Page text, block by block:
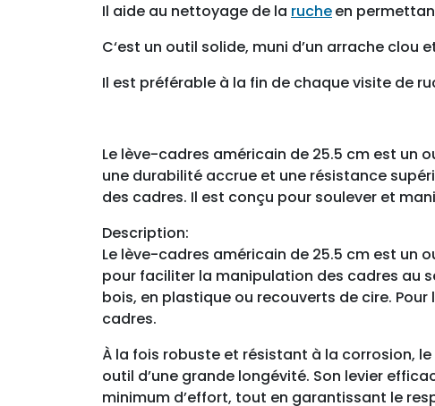
Il aide au nettoyage de la rucheen
C‘est un outil solide, muni d’un arrache clou
Il est préférable à la fin de chaque visite de
Le lève-cadres américain de 25.5 cm est un
une durabilité accrue et une résistance
des cadres. Il est conçu pour soulever et
Description:
Le lève-cadres américain de 25.5 cm est un
pour faciliter la manipulation des cadres au
bois, en plastique ou recouverts de cire.
cadres.
À la fois robuste et résistant à la corrosion,
outil d’une grande longévité. Son levier
minimum d’effort, tout en garantissant le